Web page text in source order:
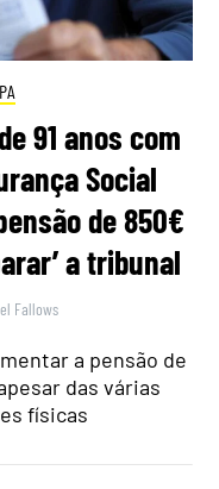
91 anos com
Social
de 850€
a tribunal
Fallows
a pensão de
das várias
físicas